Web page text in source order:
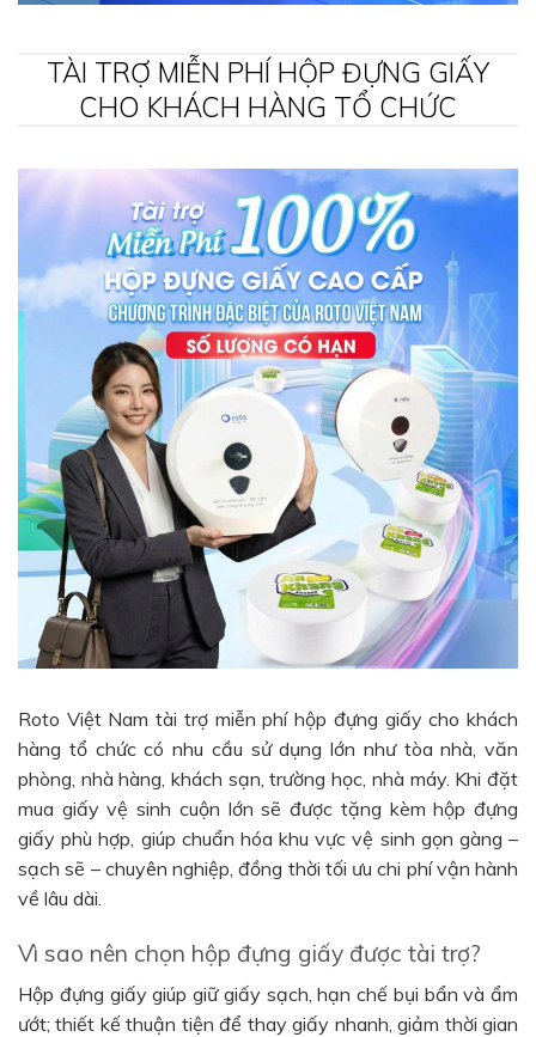
TÀI TRỢ MIỄN PHÍ HỘP ĐỰNG GIẤY
CHO KHÁCH HÀNG TỔ CHỨC
Roto Việt Nam tài trợ miễn phí hộp đựng giấy cho khách
hàng tổ chức có nhu cầu sử dụng lớn như tòa nhà, văn
phòng, nhà hàng, khách sạn, trường học, nhà máy. Khi đặt
mua giấy vệ sinh cuộn lớn sẽ được tặng kèm hộp đựng
giấy phù hợp, giúp chuẩn hóa khu vực vệ sinh gọn gàng –
sạch sẽ – chuyên nghiệp, đồng thời tối ưu chi phí vận hành
về lâu dài.
Vì sao nên chọn hộp đựng giấy được tài trợ?
Hộp đựng giấy giúp giữ giấy sạch, hạn chế bụi bẩn và ẩm
ướt; thiết kế thuận tiện để thay giấy nhanh, giảm thời gian